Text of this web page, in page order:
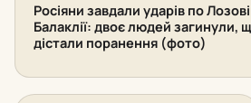
Росіяни завдали ударів по
Балаклії: двоє людей загинули,
дістали поранення (фото)